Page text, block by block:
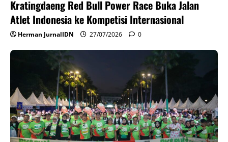
Kratingdaeng Red Bull Power Race Buka Jalan
Atlet Indonesia ke Kompetisi Internasional
Herman JurnalIDN 27/07/2026 0